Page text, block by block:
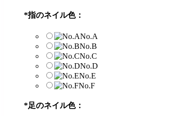
*指のネイル色：
No.A
No.B
No.C
No.D
No.E
No.F
*足のネイル色：